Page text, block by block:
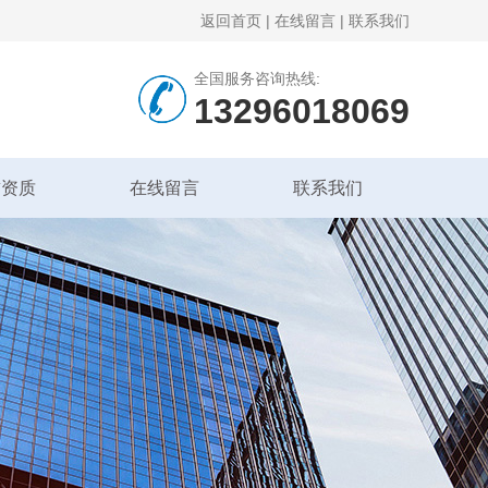
返回首页 | 在线留言 | 联系我们
全国服务咨询热线:
13296018069
质 在线留言 联系我们